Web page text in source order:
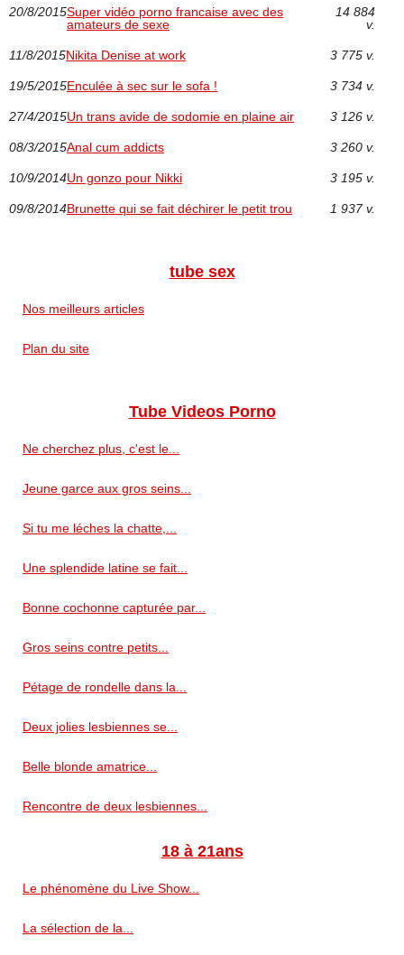
20/8/2015Super vidéo porno francaise avec des
amateurs de sexe
14 884
v.
11/8/2015Nikita Denise at work 3 775 v.
19/5/2015Enculée à sec sur le sofa ! 3 734 v.
27/4/2015Un trans avide de sodomie en plaine air 3 126 v.
08/3/2015Anal cum addicts 3 260 v.
10/9/2014Un gonzo pour Nikki 3 195 v.
09/8/2014Brunette qui se fait déchirer le petit trou 1 937 v.
tube sex
Nos meilleurs articles
Plan du site
Tube Videos Porno
Ne cherchez plus, c'est le...
Jeune garce aux gros seins...
Si tu me léches la chatte,...
Une splendide latine se fait...
Bonne cochonne capturée par...
Gros seins contre petits...
Pétage de rondelle dans la...
Deux jolies lesbiennes se...
Belle blonde amatrice...
Rencontre de deux lesbiennes...
18 à 21ans
Le phénomène du Live Show...
La sélection de la...